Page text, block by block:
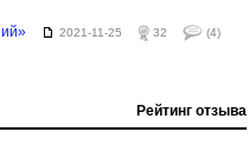
2021-11-25 32 (4)
Рейтинг отзыва